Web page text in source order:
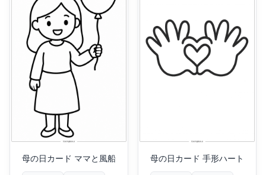
母の日カード ママと風船 母の日カード 手形ハート